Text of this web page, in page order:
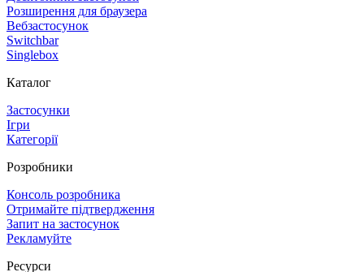
Розширення для браузера
Вебзастосунок
Switchbar
Singlebox
Каталог
Застосунки
Ігри
Категорії
Розробники
Консоль розробника
Отримайте підтвердження
Запит на застосунок
Рекламуйте
Ресурси